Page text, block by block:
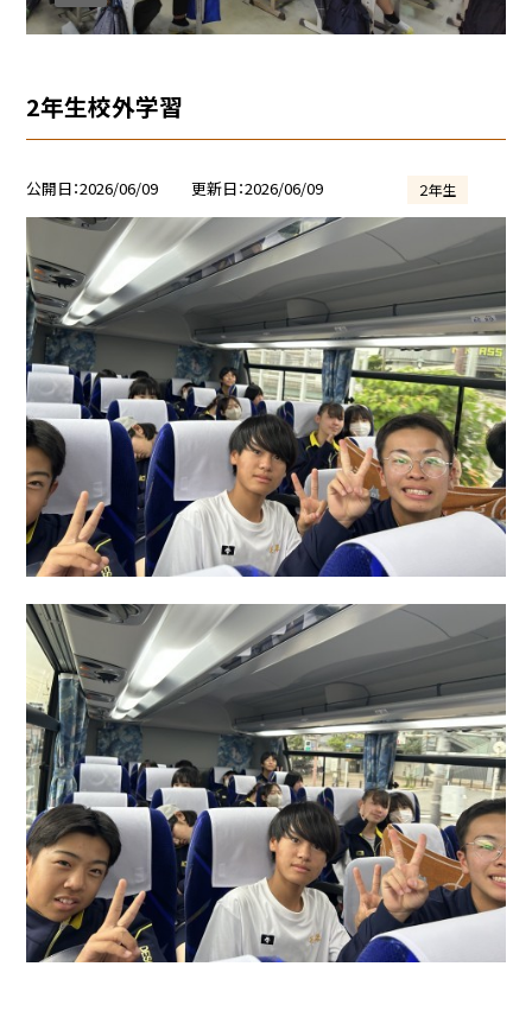
2年生校外学習
公開日 2026/06/09 更新日 2026/06/09 ２年生